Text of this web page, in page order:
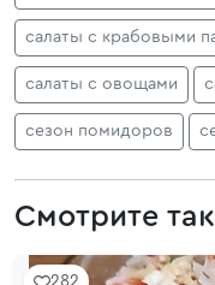
салаты с крабовыми
салаты с овощами
сезон помидоров
Смотрите
282